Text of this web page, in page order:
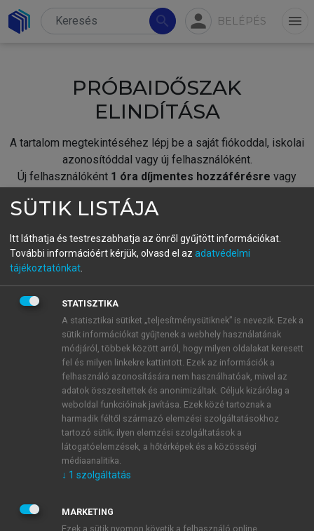
search person BELÉPÉS menu
PRÓBAIDŐSZAK
ELINDÍTÁSA
A tartalom megtekintéséhez lépj be a saját fiókoddal, iskolai
azonosítóddal vagy új felhasználóként.
Új felhasználóként 1 óra díjmentes hozzáférésre vagy
fiókoddal,vagy hozz létre új fiókot.
A regisztráció után apróbaidőszakautomatikusan
BELÉPÉS SAJÁT FIÓKKAL
ÚJ FIÓK LÉTREHOZÁSA
1 óra díjmentes hozzáférés
E-MAIL-CÍM
JELSZÓ
SÜTIK LISTÁJA
Itt láthatja és testreszabhatja az önről gyűjtött információkat.
További információért kérjük, olvasd el az adatvédelmi
tájékoztatónkat
STATISZTIKA
A statisztikai sütiket „teljesítménysütiknek” is nevezik. Ezek a
sütik információkat gyűjtenek a webhely használatának
módjáról, többek között arról, hogy milyen oldalakat keresett
fel és milyen linkekre kattintott. Ezek az információk a
felhasználó azonosítására nem használhatóak, mivel az
adatok összesítettek és anonimizáltak. Céljuk kizárólag a
weboldal funkcióinak javítása. Ezek közé tartoznak a
harmadik féltől származó elemzési szolgáltatásokhoz
tartozó sütik; ilyen elemzési szolgáltatások a
látogatóelemzések, a hőtérképek és a közösségi
médiaanalitika.
↓ 1 szolgáltatás
MARKETING
Ezek a sütik nyomon követik a felhasználó online